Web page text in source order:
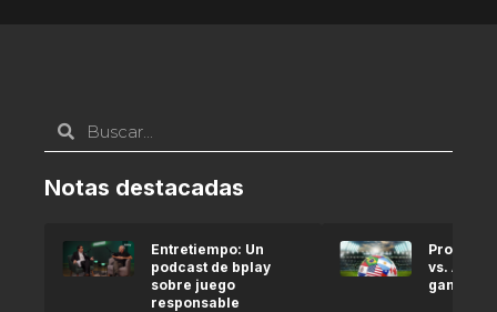
Notas destacadas
Entretiempo: Un
podcast de bplay
sobre juego
responsable
vs.
gana